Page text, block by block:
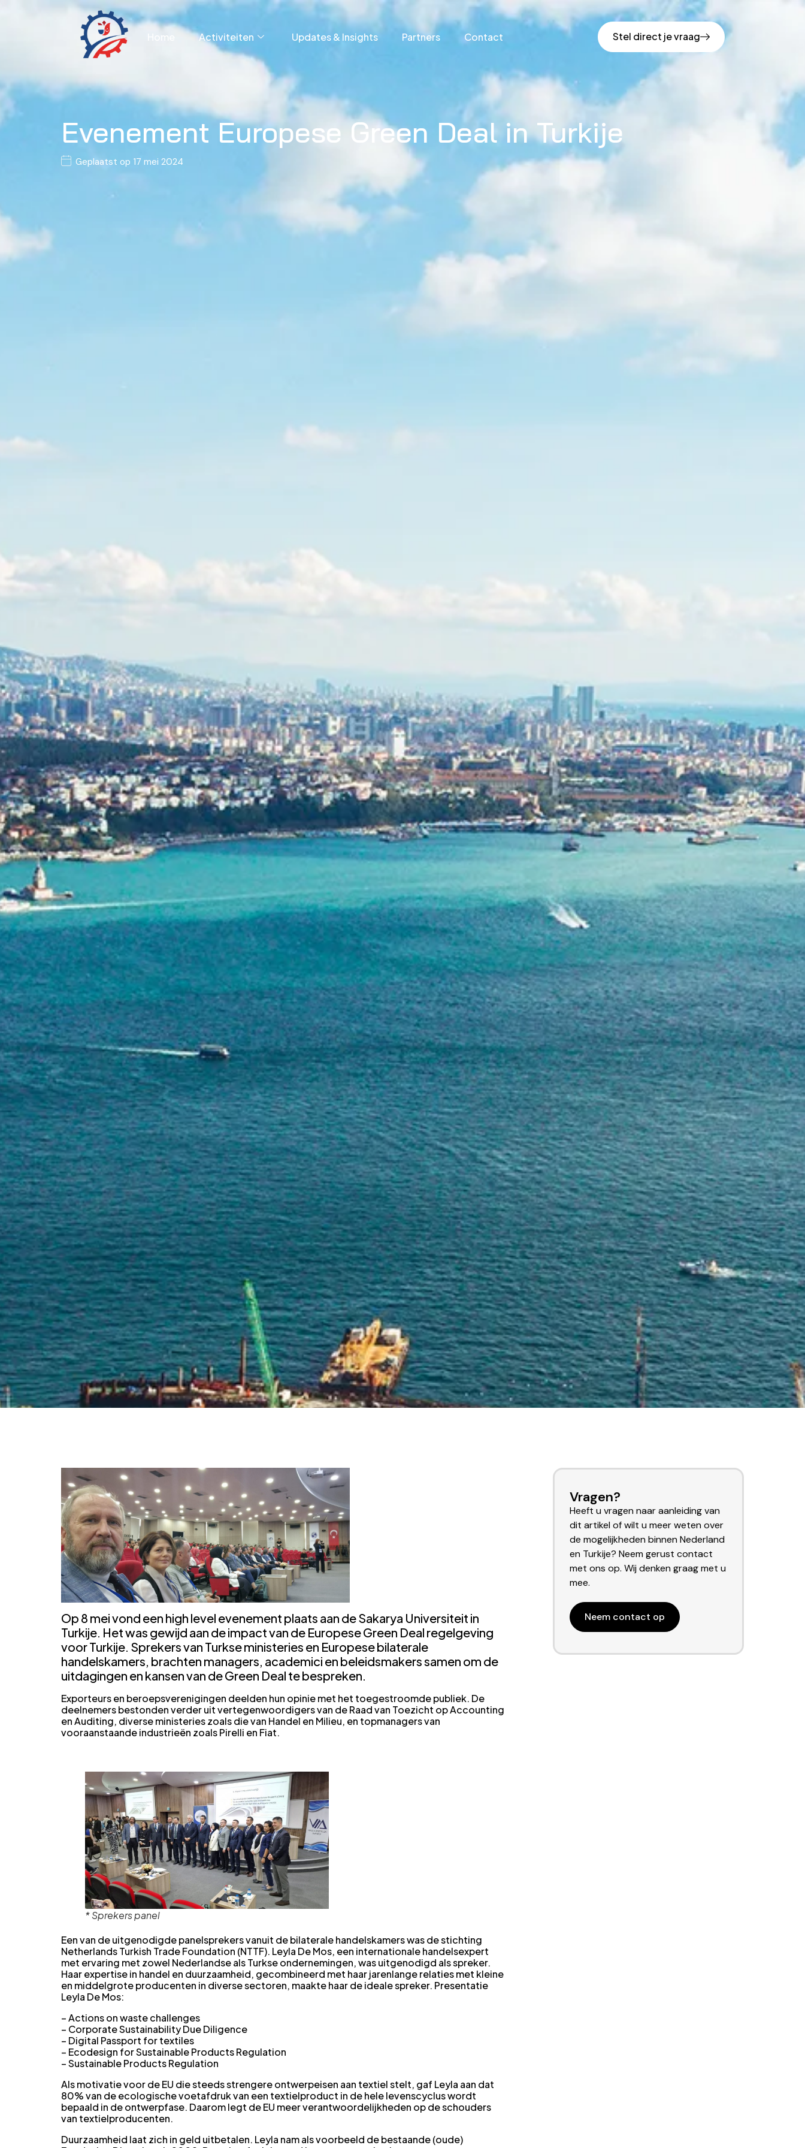
Home Activiteiten Updates & Insights Partners Contact Stel direct je vraag
Evenement Europese Green Deal in Turkije
Geplaatst op 17 mei 2024
Op 8 mei vond een high level evenement plaats aan de Sakarya Universiteit in
Turkije. Het was gewijd aan de impact van de Europese Green Deal regelgeving
voor Turkije. Sprekers van Turkse ministeries en Europese bilaterale
handelskamers, brachten managers, academici en beleidsmakers samen om de
uitdagingen en kansen van de Green Deal te bespreken.
Exporteurs en beroepsverenigingen deelden hun opinie met het toegestroomde publiek. De
deelnemers bestonden verder uit vertegenwoordigers van de Raad van Toezicht op Accounting
en Auditing, diverse ministeries zoals die van Handel en Milieu, en topmanagers van
vooraanstaande industrieën zoals Pirelli en Fiat.
* Sprekers panel
Een van de uitgenodigde panelsprekers vanuit de bilaterale handelskamers was de stichting
Netherlands Turkish Trade Foundation (NTTF). Leyla De Mos, een internationale handelsexpert
met ervaring met zowel Nederlandse als Turkse ondernemingen, was uitgenodigd als spreker.
Haar expertise in handel en duurzaamheid, gecombineerd met haar jarenlange relaties met kleine
en middelgrote producenten in diverse sectoren, maakte haar de ideale spreker. Presentatie
Leyla De Mos:
– Actions on waste challenges
– Corporate Sustainability Due Diligence
– Digital Passport for textiles
– Ecodesign for Sustainable Products Regulation
– Sustainable Products Regulation
Als motivatie voor de EU die steeds strengere ontwerpeisen aan textiel stelt, gaf Leyla aan dat
80% van de ecologische voetafdruk van een textielproduct in de hele levenscyclus wordt
bepaald in de ontwerpfase. Daarom legt de EU meer verantwoordelijkheden op de schouders
van textielproducenten.
Duurzaamheid laat zich in geld uitbetalen. Leyla nam als voorbeeld de bestaande (oude)
Vragen?
Heeft u vragen naar aanleiding van
dit artikel of wilt u meer weten over
de mogelijkheden binnen Nederland
en Turkije? Neem gerust contact
met ons op. Wij denken graag met u
mee.
Neem contact op